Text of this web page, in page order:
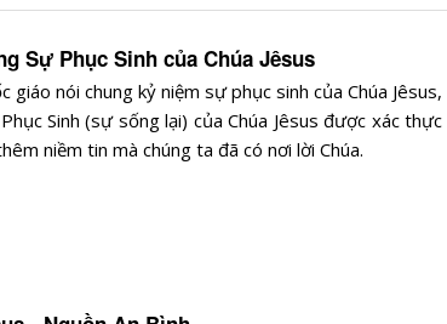
Sự Phục Sinh của Chúa Jêsus
giáo nói chung kỷ niệm sự phục sinh của Chúa Jêsus,
Sinh (sự sống lại) của Chúa Jêsus được xác thực
niềm tin mà chúng ta đã có nơi lời Chúa.